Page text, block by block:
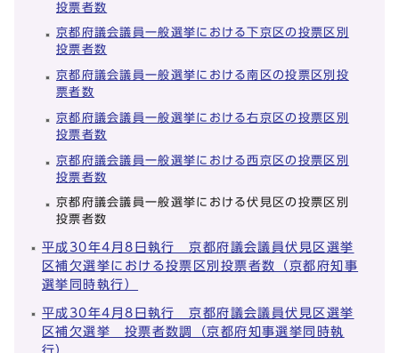
投票者数
京都府議会議員一般選挙における下京区の投票区別
投票者数
京都府議会議員一般選挙における南区の投票区別投
票者数
京都府議会議員一般選挙における右京区の投票区別
投票者数
京都府議会議員一般選挙における西京区の投票区別
投票者数
京都府議会議員一般選挙における伏見区の投票区別
投票者数
平成30年4月8日執行 京都府議会議員伏見区選挙
区補欠選挙における投票区別投票者数（京都府知事
選挙同時執行）
平成30年4月8日執行 京都府議会議員伏見区選挙
区補欠選挙 投票者数調（京都府知事選挙同時執
行）